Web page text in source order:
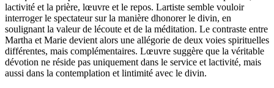
lactivité et la prière, lœuvre et le repos. Lartiste semble vouloir
interroger le spectateur sur la manière dhonorer le divin, en
soulignant la valeur de lécoute et de la méditation. Le contraste entre
Martha et Marie devient alors une allégorie de deux voies spirituelles
différentes, mais complémentaires. Lœuvre suggère que la véritable
dévotion ne réside pas uniquement dans le service et lactivité, mais
aussi dans la contemplation et lintimité avec le divin.